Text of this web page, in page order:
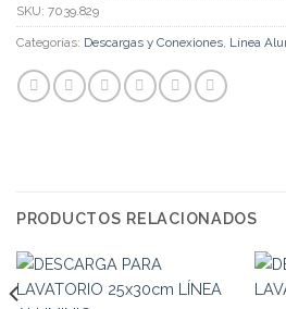
SKU: 7039.829
Categorías: Descargas y Conexiones Línea
PRODUCTOS RELACIONADOS